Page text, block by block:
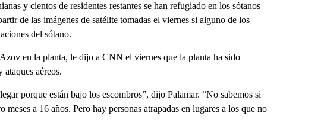
y cientos de residentes restantes se han refugiado en los sótanos
de las imágenes de satélite tomadas el viernes si alguno de los
del sótano.
en la planta, le dijo a CNN el viernes que la planta ha sido
aéreos.
porque están bajo los escombros”, dijo Palamar. “No sabemos si
a 16 años. Pero hay personas atrapadas en lugares a los que no